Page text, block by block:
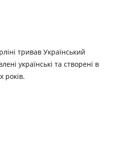
тривав Український
українські та створені в
років.